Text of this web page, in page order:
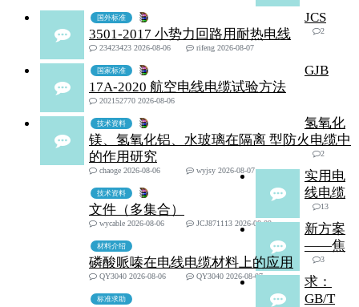
国外标准
JCS
3501-2017 小势力回路用耐热电线
2
23423423 2026-08-06 rifeng 2026-08-07
国家标准
GJB
17A-2020 航空电线电缆试验方法
202152770 2026-08-06
技术资料
氢氧化
镁、氢氧化铝、水玻璃在隔离 型防火电缆中
的作用研究
2
chaoge 2026-08-06 wyjsy 2026-08-07
技术资料
实用电
线电缆
文件（多集合）
13
wycable 2026-08-06 JCJ871113 2026-08-09
材料介绍
新方案
——焦
磷酸哌嗪在电线电缆材料上的应用
3
QY3040 2026-08-06 QY3040 2026-08-07
标准求助
求：
GB/T